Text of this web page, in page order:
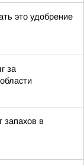
это удобрение
за
запахов в